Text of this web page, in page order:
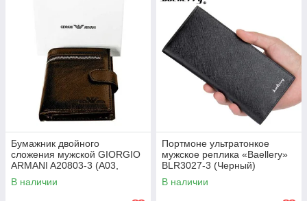
Бумажник двойного
сложения мужской GIORGIO
ARMANI A20803-3 (А03,
кофейный)
В наличии
Портмоне ультратонкое
мужское реплика «Baellery»
BLR3027-3 (Черный)
В наличии